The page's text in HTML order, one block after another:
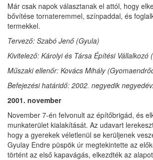
Már csak napok választanak el attól, hogy
bővítése tornateremmel, színpaddal, és
termekkel.
Tervező: Szabó Jenő (Gyula)
Kivitelező: Károlyi és Társa Építési Vállalkozó
Műszaki ellenőr: Kovács Mihály
Befejezési határidő: 2002. negyedik negyedév.
2001. november
November 7-én felvonult az építőbrigád, és
munkaterület kialakítását. Az udavart
hogy a gyerekek véletlenül se kerüljenek
Gyulay Endre püspök úr megtekintette az
történt az első kapavágás, elkezdték az